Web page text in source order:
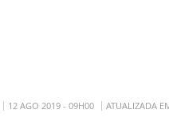
12 AGO 2019 - 09H00 ATUALIZADA